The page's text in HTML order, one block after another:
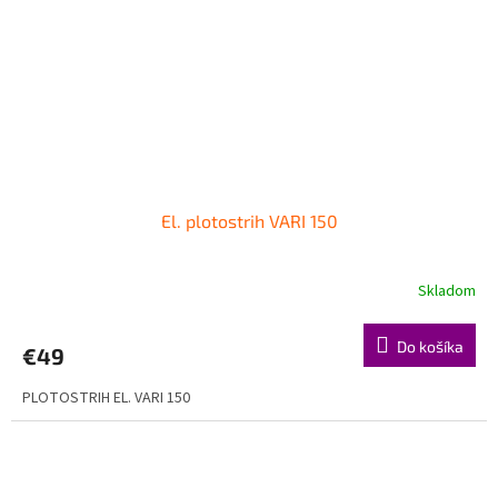
El. plotostrih VARI 150
Skladom
€49 Do košíka
PLOTOSTRIH EL. VARI 150